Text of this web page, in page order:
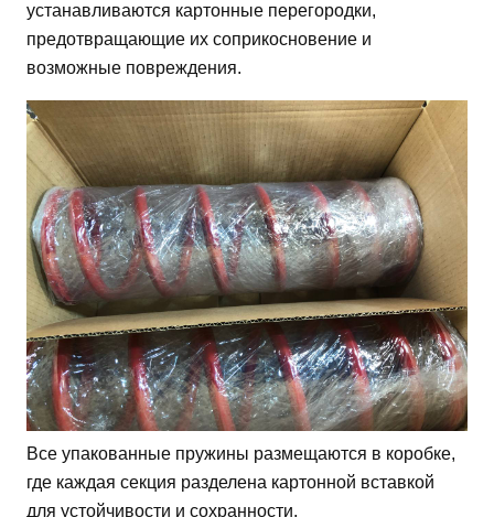
устанавливаются картонные перегородки,
предотвращающие их соприкосновение и
возможные повреждения.
Все упакованные пружины размещаются в коробке,
где каждая секция разделена картонной вставкой
для устойчивости и сохранности.